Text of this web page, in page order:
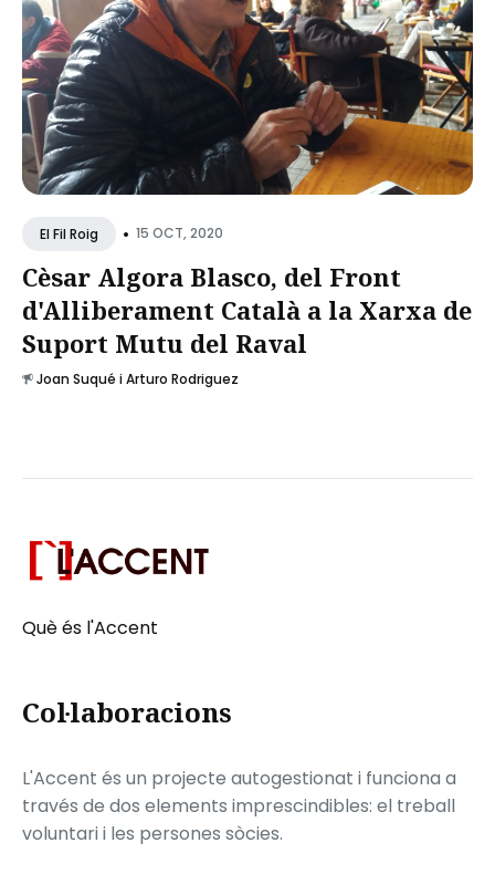
El Fil Roig • 15 OCT, 2020
Cèsar Algora Blasco, del Front
d'Alliberament Català a la Xarxa de
Suport Mutu del Raval
Joan Suqué i Arturo Rodriguez
Què és l'Accent
Col·laboracions
L'Accent és un projecte autogestionat i funciona a
través de dos elements imprescindibles: el treball
voluntari i les persones sòcies.